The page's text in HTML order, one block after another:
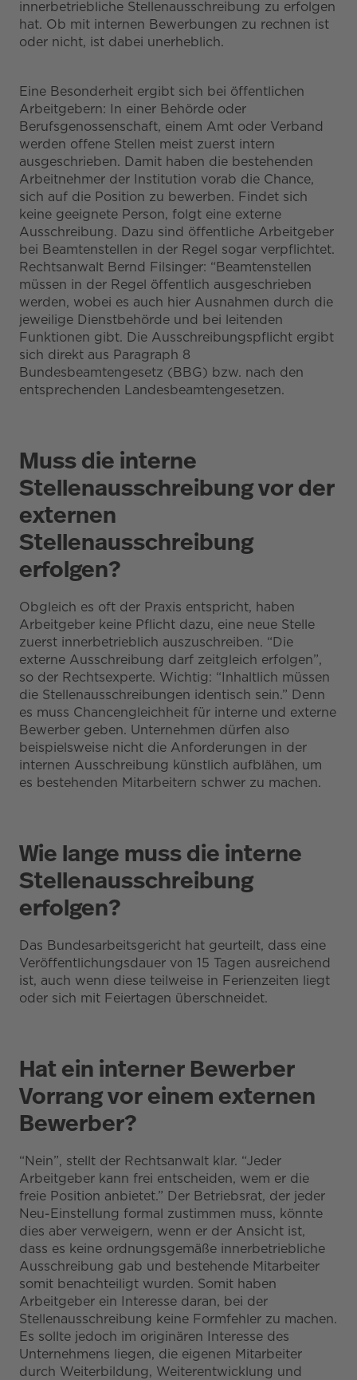
innerbetriebliche Stellenausschreibung zu erfolgen
hat. Ob mit internen Bewerbungen zu rechnen ist
oder nicht, ist dabei unerheblich.
Eine Besonderheit ergibt sich bei öffentlichen
Arbeitgebern: In einer Behörde oder
Berufsgenossenschaft, einem Amt oder Verband
werden offene Stellen meist zuerst intern
ausgeschrieben. Damit haben die bestehenden
Arbeitnehmer der Institution vorab die Chance,
sich auf die Position zu bewerben. Findet sich
keine geeignete Person, folgt eine externe
Ausschreibung. Dazu sind öffentliche Arbeitgeber
bei Beamtenstellen in der Regel sogar verpflichtet.
Rechtsanwalt Bernd Filsinger: “Beamtenstellen
müssen in der Regel öffentlich ausgeschrieben
werden, wobei es auch hier Ausnahmen durch die
jeweilige Dienstbehörde und bei leitenden
Funktionen gibt. Die Ausschreibungspflicht ergibt
sich direkt aus Paragraph 8
Bundesbeamtengesetz (BBG) bzw. nach den
entsprechenden Landesbeamtengesetzen.
Muss die interne
Stellenausschreibung vor der
externen
Stellenausschreibung
erfolgen?
Obgleich es oft der Praxis entspricht, haben
Arbeitgeber keine Pflicht dazu, eine neue Stelle
zuerst innerbetrieblich auszuschreiben. “Die
externe Ausschreibung darf zeitgleich erfolgen”,
so der Rechtsexperte. Wichtig: “Inhaltlich müssen
die Stellenausschreibungen identisch sein.” Denn
es muss Chancengleichheit für interne und externe
Bewerber geben. Unternehmen dürfen also
beispielsweise nicht die Anforderungen in der
internen Ausschreibung künstlich aufblähen, um
es bestehenden Mitarbeitern schwer zu machen.
Wie lange muss die interne
Stellenausschreibung
erfolgen?
Das Bundesarbeitsgericht hat geurteilt, dass eine
Veröffentlichungsdauer von 15 Tagen ausreichend
ist, auch wenn diese teilweise in Ferienzeiten liegt
oder sich mit Feiertagen überschneidet.
Hat ein interner Bewerber
Vorrang vor einem externen
Bewerber?
“Nein”, stellt der Rechtsanwalt klar. “Jeder
Arbeitgeber kann frei entscheiden, wem er die
freie Position anbietet.” Der Betriebsrat, der jeder
Neu-Einstellung formal zustimmen muss, könnte
dies aber verweigern, wenn er der Ansicht ist,
dass es keine ordnungsgemäße innerbetriebliche
Ausschreibung gab und bestehende Mitarbeiter
somit benachteiligt wurden. Somit haben
Arbeitgeber ein Interesse daran, bei der
Stellenausschreibung keine Formfehler zu machen.
Es sollte jedoch im originären Interesse des
Unternehmens liegen, die eigenen Mitarbeiter
durch Weiterbildung, Weiterentwicklung und